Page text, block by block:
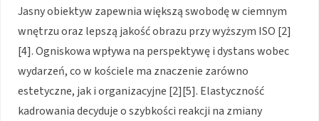
Jasny obiektyw zapewnia większą swobodę w ciemnym
wnętrzu oraz lepszą jakość obrazu przy wyższym ISO [2]
[4]. Ogniskowa wpływa na perspektywę i dystans wobec
wydarzeń, co w kościele ma znaczenie zarówno
estetyczne, jak i organizacyjne [2][5]. Elastyczność
kadrowania decyduje o szybkości reakcji na zmiany